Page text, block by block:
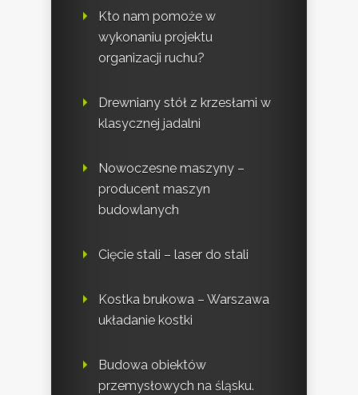
Kto nam pomoże w
wykonaniu projektu
organizacji ruchu?
Drewniany stół z krzesłami w
klasycznej jadalni
Nowoczesne maszyny –
producent maszyn
budowlanych
Cięcie stali – laser do stali
Kostka brukowa – Warszawa
układanie kostki
Budowa obiektów
przemysłowych na śląsku.